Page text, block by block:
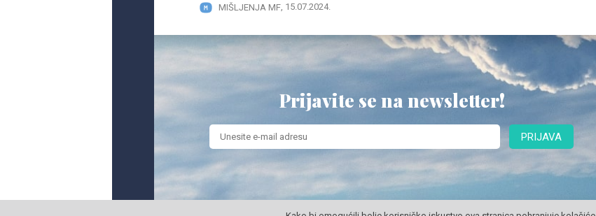
MIŠLJENJA MF, 15.07.2024.
Prijavite se na newsletter!
PRIJAVA